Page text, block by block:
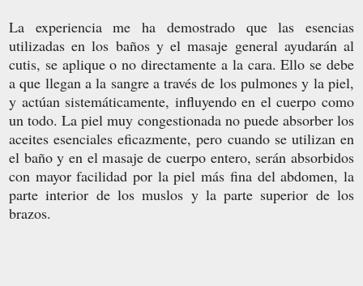
La experiencia me ha demostrado que las esencias
utilizadas en los baños y el masaje general ayudarán al
cutis, se aplique o no directamente a la cara. Ello se debe
a que llegan a la sangre a través de los pulmones y la piel,
y actúan sistemáticamente, influyendo en el cuerpo como
un todo. La piel muy congestionada no puede absorber los
aceites esenciales eficazmente, pero cuando se utilizan en
el baño y en el masaje de cuerpo entero, serán absorbidos
con mayor facilidad por la piel más fina del abdomen, la
parte interior de los muslos y la parte superior de los
brazos.